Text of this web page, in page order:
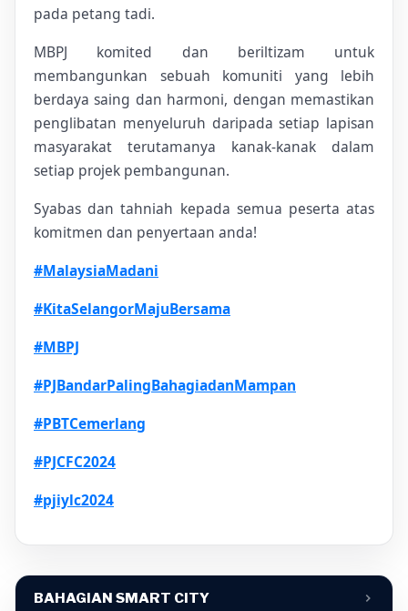
BAHAGIAN SMART CITY
pada petang tadi.
MBPJ komited dan beriltizam untuk
membangunkan sebuah komuniti yang lebih
berdaya saing dan harmoni, dengan memastikan
penglibatan menyeluruh daripada setiap lapisan
masyarakat terutamanya kanak-kanak dalam
setiap projek pembangunan.
Syabas dan tahniah kepada semua peserta atas
komitmen dan penyertaan anda!
#MalaysiaMadani
#KitaSelangorMajuBersama
#MBPJ
#PJBandarPalingBahagiadanMampan
#PBTCemerlang
#PJCFC2024
#pjiylc2024